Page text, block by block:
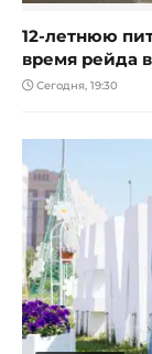
12-летнюю
время рейда
Сегодня, 19:30